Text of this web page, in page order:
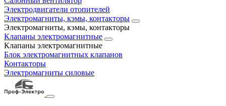
Электродвигатели отопителей
Электромагниты, кэмы, контакторы
Электромагниты, кэмы, контакторы
Клапаны электромагнитные
Клапаны электромагнитные
Блок электромагнитных клапанов
Контакторы
Электромагниты силовые